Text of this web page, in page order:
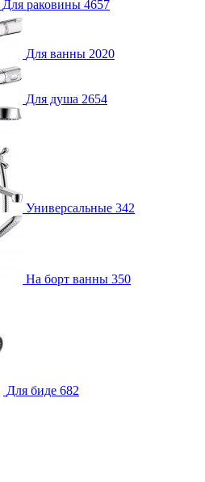
Для раковины 4657
Для ванны 2020
Для душа 2654
Универсальные 342
На борт ванны 350
Для биде 682